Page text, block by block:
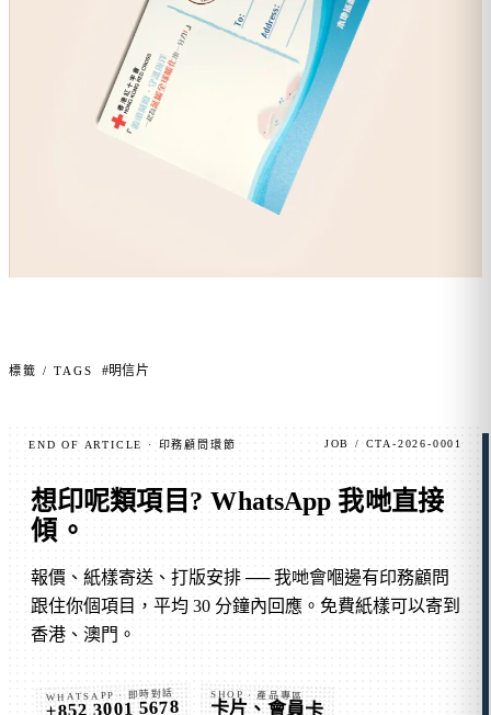
標籤 / TAGS #明信片
END OF ARTICLE · 印務顧問環節 JOB / CTA-2026-0001
想印呢類項目? WhatsApp 我哋直接
傾 。
報價、紙樣寄送、打版安排 ── 我哋會嗰邊有印務顧問
跟住你個項目，平均 30 分鐘內回應。免費紙樣可以寄到
香港、澳門。
WHATSAPP · 即時對話
+852 3001 5678
SHOP · 產品專區
卡片、會員卡